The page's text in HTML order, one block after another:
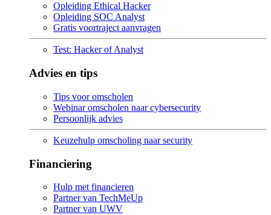
Opleiding Ethical Hacker
Opleiding SOC Analyst
Gratis voortraject aanvragen
Test: Hacker of Analyst
Advies en tips
Tips voor omscholen
Webinar omscholen naar cybersecurity
Persoonlijk advies
Keuzehulp omscholing naar security
Financiering
Hulp met financieren
Partner van TechMeUp
Partner van UWV